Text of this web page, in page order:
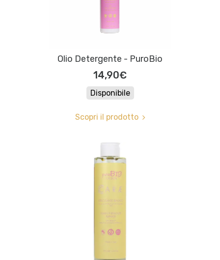
Olio Detergente - PuroBio
14,90€
Disponibile
Scopri il prodotto